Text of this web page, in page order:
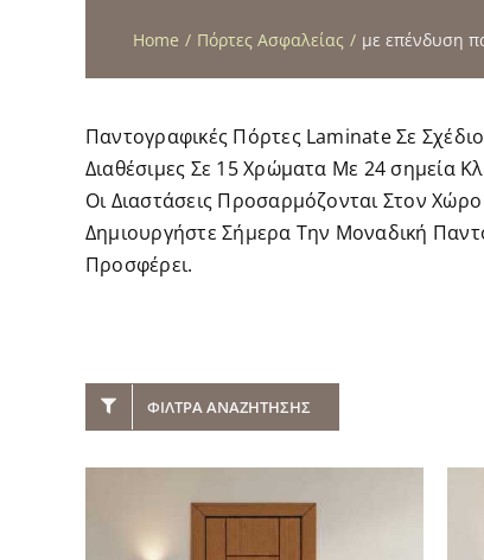
Home Πόρτες Ασφαλείας με επένδυση
Παντογραφικές Πόρτες Laminate Σε
Διαθέσιμες Σε 15 Χρώματα Με 24 σημεία
Οι Διαστάσεις Προσαρμόζονται Στον
Δημιουργήστε Σήμερα Την Μοναδική
Προσφέρει.
ΦΊΛΤΡΑ ΑΝΑΖΉΤΗΣΗΣ